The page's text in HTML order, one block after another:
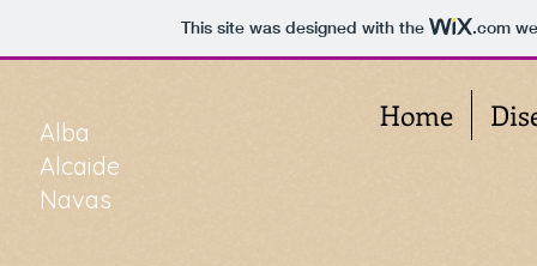
This site was designed with the .com
Alba
Alcaide
Navas
Home